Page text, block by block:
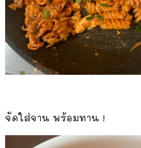
จัดใส่จาน พร้อมทาน !